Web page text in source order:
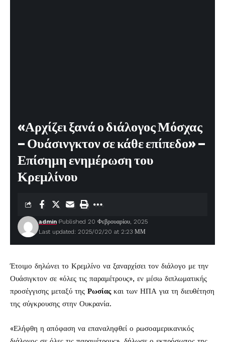
«Αρχίζει ξανά ο διάλογος Μόσχας
– Ουάσινγκτον σε κάθε επίπεδο» –
Επίσημη ενημέρωση του
Κρεμλίνου
Last updated: 2025/02/20 at 2:23 ΜΜ
admin Published 20 Φεβρουαρίου, 2025
Έτοιμο δηλώνει το Κρεμλίνο να ξαναρχίσει τον διάλογο με την
Ουάσιγκτον σε «όλες τις παραμέτρους», εν μέσω διπλωματικής
προσέγγισης μεταξύ της Ρωσίαςκαι των ΗΠΑ για τη διευθέτηση
της σύγκρουσης στην Ουκρανία.
«Ελήφθη η απόφαση να επαναληφθεί ο ρωσοαμερικανικός